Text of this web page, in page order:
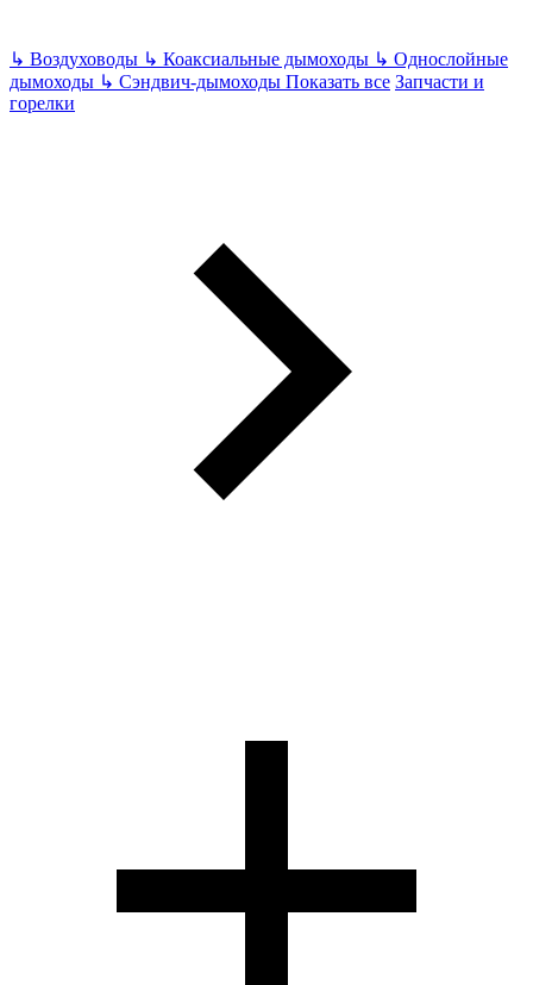
↳ Воздуховоды ↳ Коаксиальные дымоходы ↳ Однослойные
дымоходы ↳ Сэндвич-дымоходы Показать все Запчасти и
горелки